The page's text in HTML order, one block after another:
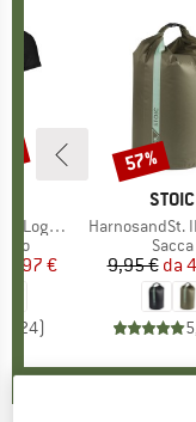
T-Shirt
ridotto
€
24)
STOIC
Articolo
HarnosandSt.
Sacca
9,95 € da
Sconto
57%